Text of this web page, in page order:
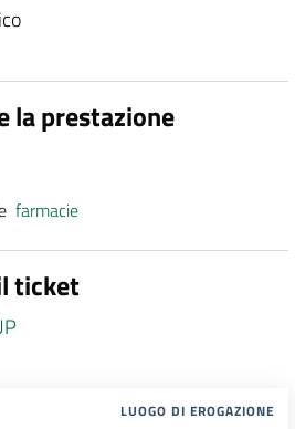
la prestazione
farmacie
ticket
LUOGO DI EROGAZIONE